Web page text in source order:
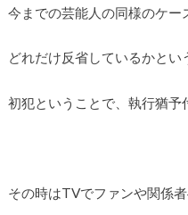
今までの芸能人の同様のケー
どれだけ反省しているかと
初犯ということで、執行猶予
その時はTVでファンや関係